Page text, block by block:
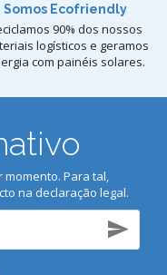
Somos Ecofriendly
90% dos nossos
logísticos e geramos
com painéis solares.
Para tal,
na declaração legal.